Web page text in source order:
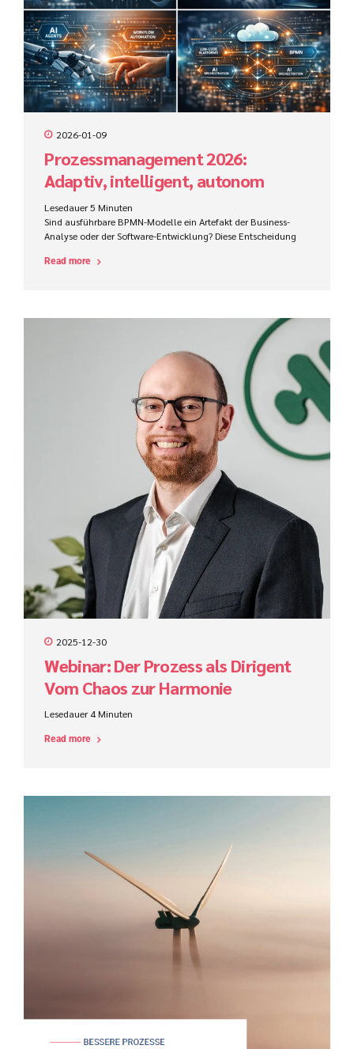
2026-01-09
Prozessmanagement 2026:
Adaptiv, intelligent, autonom
Lesedauer5 Minuten
Sind ausführbare BPMN-Modelle ein Artefakt der Business-
Analyse oder der Software-Entwicklung? Diese Entscheidung
den Projekterfolg im ProCode-Bereich maßgeblich.
Read more
2025-12-30
Webinar: Der Prozess als Dirigent
Vom Chaos zur Harmonie
Lesedauer 4 Minuten
Read more